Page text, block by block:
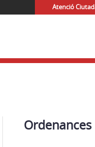
Atenció